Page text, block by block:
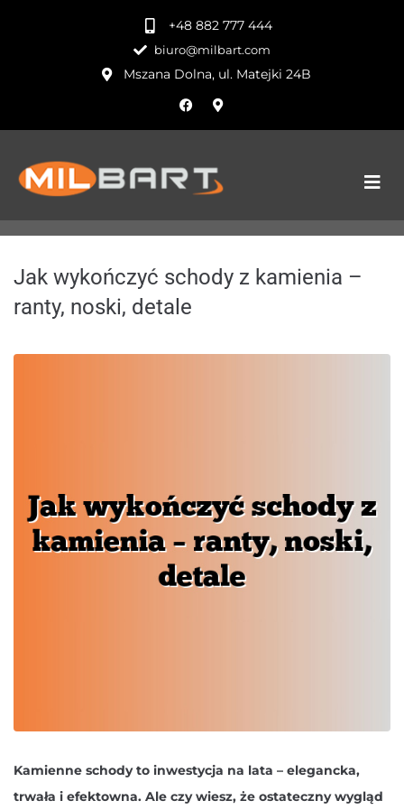
+48 882 777 444
biuro@milbart.com
Mszana Dolna, ul. Matejki 24B
Jak wykończyć schody z kamienia –
ranty, noski, detale
Kamienne schody to inwestycja na lata – elegancka,
trwała i efektowna. Ale czy wiesz, że ostateczny wygląd